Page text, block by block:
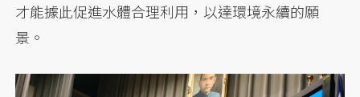
才能據此促進水體合理利用，以達環境永續的願
景。